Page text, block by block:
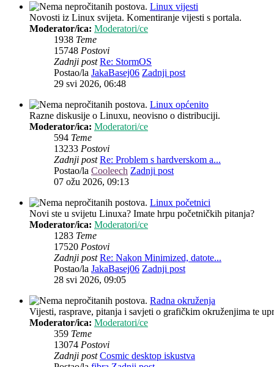
Linux vijesti
Novosti iz Linux svijeta. Komentiranje vijesti s portala.
Moderator/ica: Moderatori/ce
1938 Teme
15748 Postovi
Zadnji post Re: StormOS
Postao/la JakaBasej06 Zadnji post
29 svi 2026, 06:48
Linux općenito
Razne diskusije o Linuxu, neovisno o distribuciji.
Moderator/ica: Moderatori/ce
594 Teme
13233 Postovi
Zadnji post Re: Problem s hardverskom a...
Postao/la Cooleech Zadnji post
07 ožu 2026, 09:13
Linux početnici
Novi ste u svijetu Linuxa? Imate hrpu početničkih pitanja?
Moderator/ica: Moderatori/ce
1283 Teme
17520 Postovi
Zadnji post Re: Nakon Minimized, datote...
Postao/la JakaBasej06 Zadnji post
28 svi 2026, 09:05
Radna okruženja
Vijesti, rasprave, pitanja i savjeti o grafičkim okruženjima te
Moderator/ica: Moderatori/ce
359 Teme
13074 Postovi
Zadnji post Cosmic desktop iskustva